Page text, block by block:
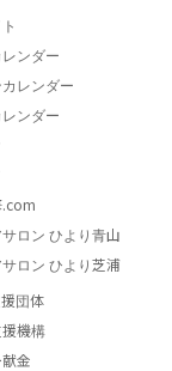
ンダー
レンダー
ンダー
ロン ひより青山
ロン ひより芝浦
団体
機構
金